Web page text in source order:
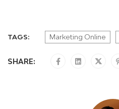
TAGS: Marketing Online
SHARE: